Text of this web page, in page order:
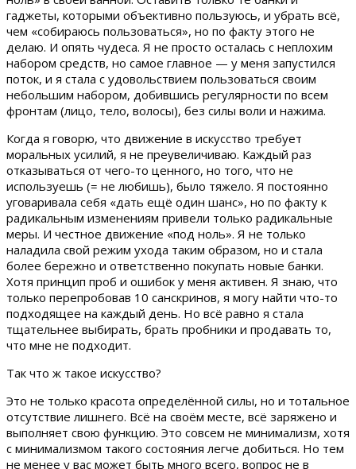
гаджеты, которыми объективно пользуюсь, и убрать всё,
чем «собираюсь пользоваться», но по факту этого не
делаю. И опять чудеса. Я не просто осталась с неплохим
набором средств, но самое главное — у меня запустился
поток, и я стала с удовольствием пользоваться своим
небольшим набором, добившись регулярности по всем
фронтам (лицо, тело, волосы), без силы воли и нажима.
Когда я говорю, что движение в искусство требует
моральных усилий, я не преувеличиваю. Каждый раз
отказываться от чего-то ценного, но того, что не
используешь (= не любишь), было тяжело. Я постоянно
уговаривала себя «дать ещё один шанс», но по факту к
радикальным изменениям привели только радикальные
меры. И честное движение «под ноль». Я не только
наладила свой режим ухода таким образом, но и стала
более бережно и ответственно покупать новые банки.
Хотя принцип проб и ошибок у меня активен. Я знаю, что
только перепробовав 10 санскринов, я могу найти что-то
подходящее на каждый день. Но всё равно я стала
тщательнее выбирать, брать пробники и продавать то,
что мне не подходит.
Так что ж такое искусство?
Это не только красота определённой силы, но и тотальное
отсутствие лишнего. Всё на своём месте, всё заряжено и
выполняет свою функцию. Это совсем не минимализм, хотя
с минимализмом такого состояния легче добиться. Но тем
не менее у вас может быть много всего, вопрос не в